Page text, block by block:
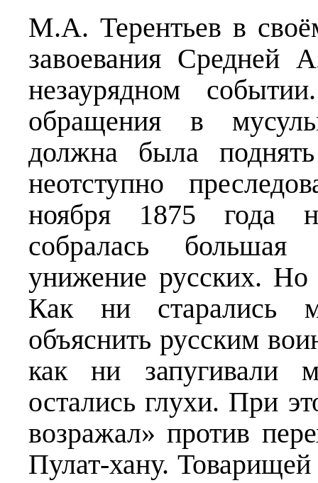
М.А. Терентьев в
завоевания Средней
незаурядном
обращения в
должна была
неотступно
ноября 1875 года
собралась
унижение русских.
Как ни старались
объяснить русским
как ни запугивали
остались глухи. При
возражал» против
Пулат-хану.